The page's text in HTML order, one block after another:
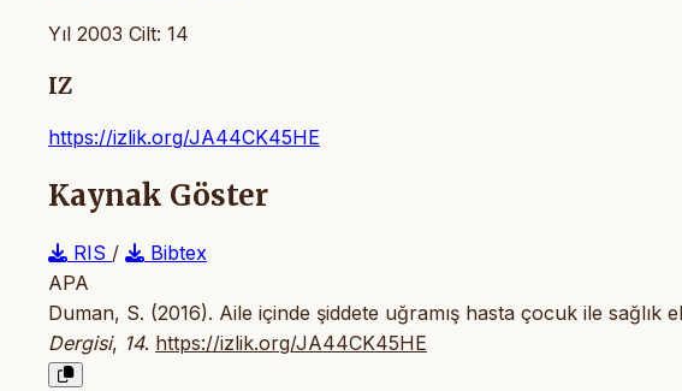
Yıl 2003 Cilt: 14
IZ
https://izlik.org/JA44CK45HE
Kaynak Göster
RIS /
Bibtex
APA
Duman, S. (2016). Aile içinde şiddete uğramış hasta çocuk ile sağlık
Dergisi, 14. https://izlik.org/JA44CK45HE